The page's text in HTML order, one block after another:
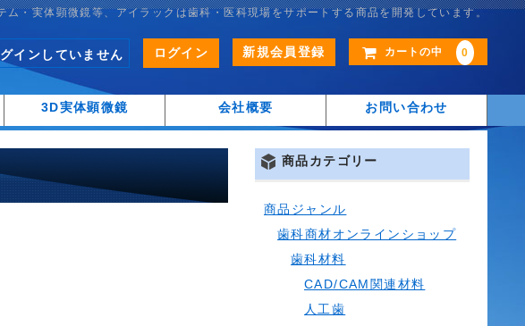
ム・実体顕微鏡等、アイラックは歯科・医科現場をサポートする商品を開発しています。
カートの中 0
インしていません ログイン 新規会員登録
3D実体顕微鏡 会社概要 お問い合わせ
商品カテゴリー
商品ジャンル
歯科商材オンラインショップ
歯科材料
CAD/CAM関連材料
人工歯